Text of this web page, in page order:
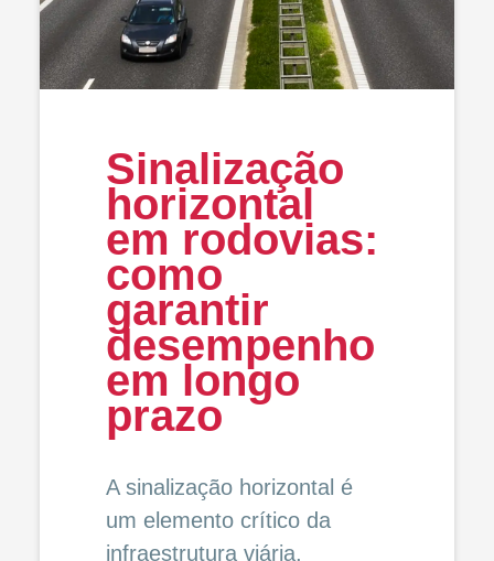
Sinalização
horizontal
em rodovias:
como
garantir
desempenho
em longo
prazo
A sinalização horizontal é
um elemento crítico da
infraestrutura viária,